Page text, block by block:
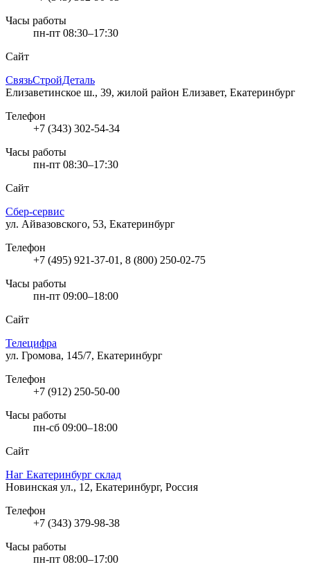
Часы работы
пн-пт 08:30–17:30
Сайт
СвязьСтройДеталь
Елизаветинское ш., 39, жилой район Елизавет, Екатеринбург
Телефон
+7 (343) 302-54-34
Часы работы
пн-пт 08:30–17:30
Сайт
Сбер-сервис
ул. Айвазовского, 53, Екатеринбург
Телефон
+7 (495) 921-37-01, 8 (800) 250-02-75
Часы работы
пн-пт 09:00–18:00
Сайт
Телецифра
ул. Громова, 145/7, Екатеринбург
Телефон
+7 (912) 250-50-00
Часы работы
пн-сб 09:00–18:00
Сайт
Наг Екатеринбург склад
Новинская ул., 12, Екатеринбург, Россия
Телефон
+7 (343) 379-98-38
Часы работы
пн-пт 08:00–17:00